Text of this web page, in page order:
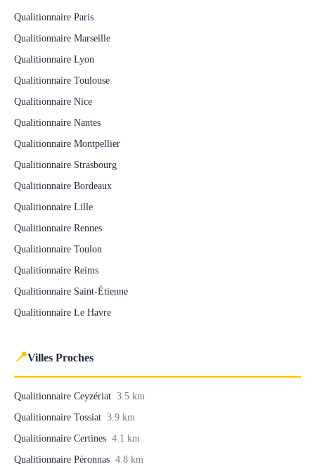
Qualitionnaire Paris
Qualitionnaire Marseille
Qualitionnaire Lyon
Qualitionnaire Toulouse
Qualitionnaire Nice
Qualitionnaire Nantes
Qualitionnaire Montpellier
Qualitionnaire Strasbourg
Qualitionnaire Bordeaux
Qualitionnaire Lille
Qualitionnaire Rennes
Qualitionnaire Toulon
Qualitionnaire Reims
Qualitionnaire Saint-Étienne
Qualitionnaire Le Havre
📍Villes Proches
Qualitionnaire Ceyzériat 3.5 km
Qualitionnaire Tossiat 3.9 km
Qualitionnaire Certines 4.1 km
Qualitionnaire Péronnas 4.8 km